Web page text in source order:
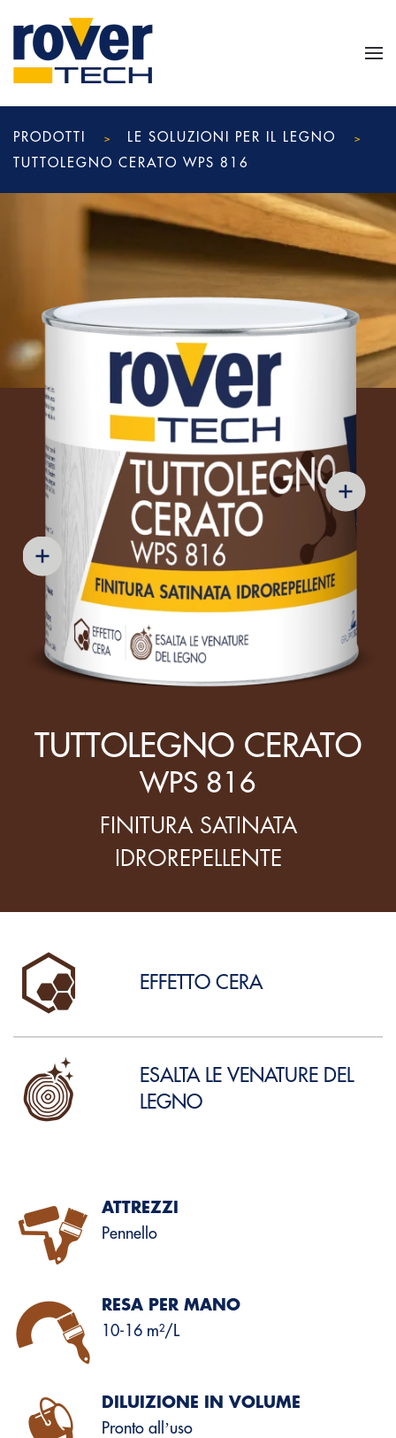
Skip to main content
PRODOTTI
LE SOLUZIONI PER IL LEGNO
TUTTOLEGNO CERATO WPS 816
TUTTOLEGNO CERATO
WPS 816
FINITURA SATINATA
IDROREPELLENTE
EFFETTO CERA
ESALTA LE VENATURE DEL
LEGNO
ATTREZZI
Pennello
RESA PER MANO
10-16 m²/L
DILUIZIONE IN VOLUME
Pronto allʼuso